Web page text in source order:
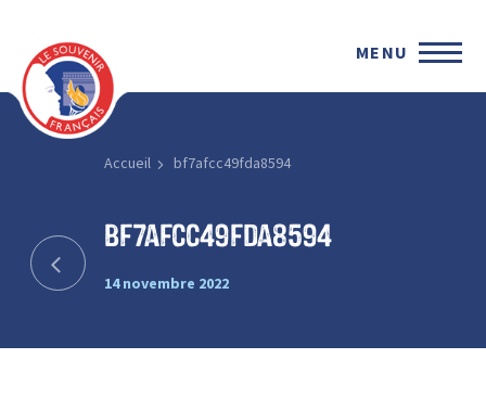
MENU
Accueil bf7afcc49fda8594
bf7afcc49fda8594
14 novembre 2022